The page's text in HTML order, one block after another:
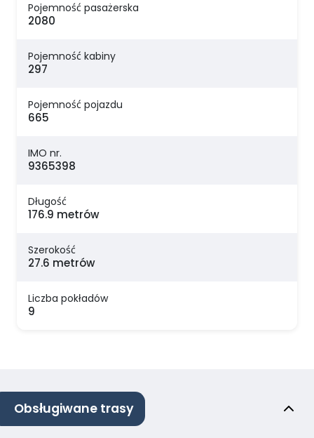
Pojemność pasażerska
2080
Pojemność kabiny
297
Pojemność pojazdu
665
IMO nr.
9365398
Długość
176.9 metrów
Szerokość
27.6 metrów
Liczba pokładów
9
Obsługiwane trasy